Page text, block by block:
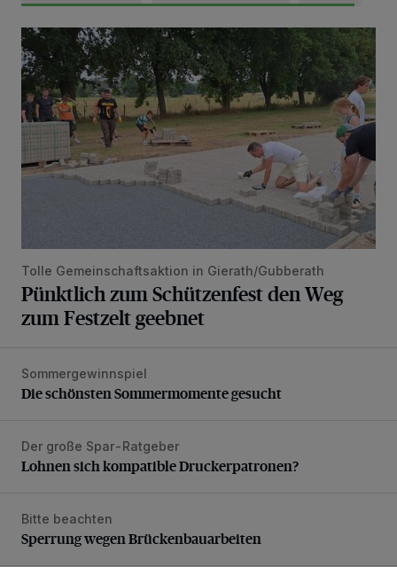
Pünktlich zum Schützenfest den Weg zum Festzelt
Tolle Gemeinschaftsaktion in Gierath/Gubberath
Pünktlich zum Schützenfest den Weg
zum Festzelt geebnet
Die schönsten Sommermomente gesucht
Sommergewinnspiel
Die schönsten Sommermomente gesucht
Lohnen sich kompatible Druckerpatronen?
Der große Spar-Ratgeber
Lohnen sich kompatible Druckerpatronen?
Sperrung wegen Brückenbauarbeiten
Bitte beachten
Sperrung wegen Brückenbauarbeiten